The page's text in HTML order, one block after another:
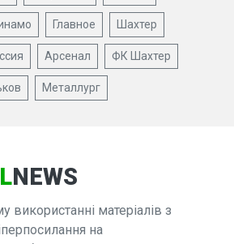
Главное Шахтер
Арсенал ФК Шахтер
Металлург
NEWS
використанні матеріалів з
на